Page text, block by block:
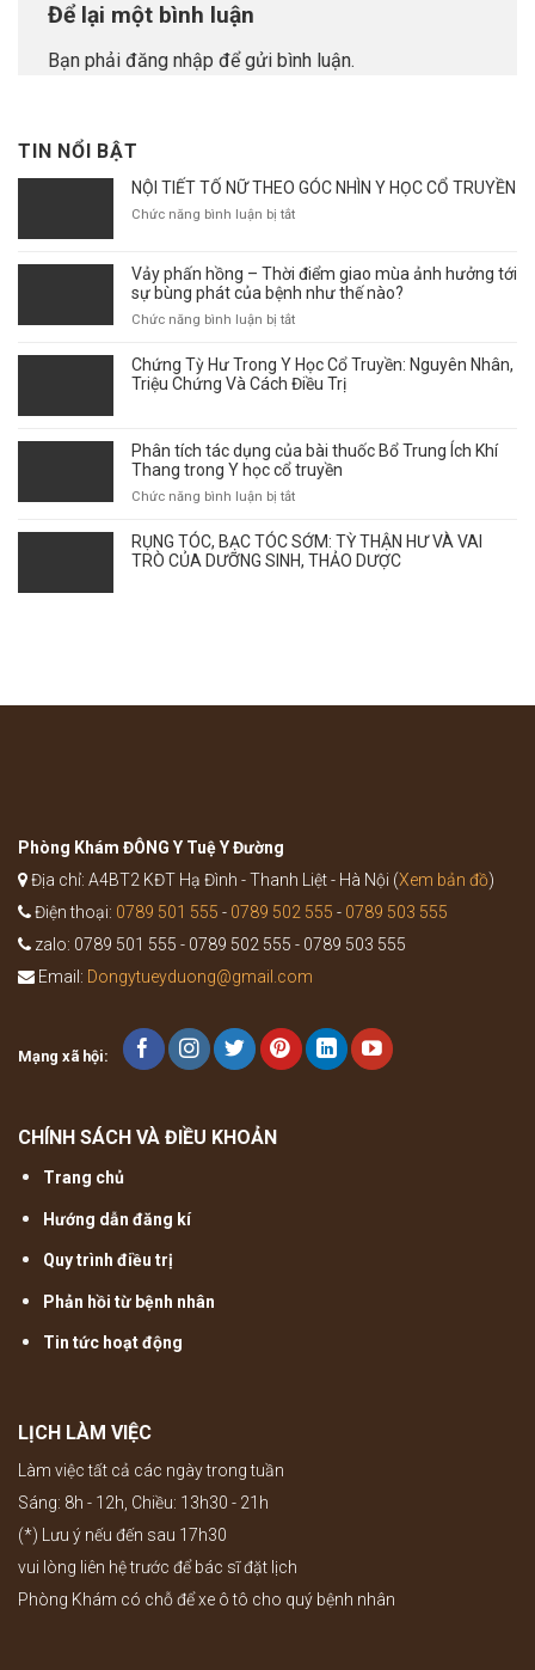
Để lại một bình luận
Bạn phải đăng nhập để gửi bình luận.
TIN NỔI BẬT
NỘI TIẾT TỐ NỮ THEO GÓC NHÌN Y HỌC CỔ TRUYỀN
Chức năng bình luận bị tắtở
TỐ
NỮ
THEO
NHÌN
Y
Vảy phấn hồng – Thời điểm giao mùa ảnh hưởng tới
sự bùng phát của bệnh như thế nào?
Chức năng bình luận bị tắtở
phấn
hồng
điểm
giao
mùa
ảnh
tới
sự
nào?
Chứng Tỳ Hư Trong Y Học Cổ Truyền: Nguyên Nhân,
Triệu Chứng Và Cách Điều Trị
Phân tích tác dụng của bài thuốc Bổ Trung Ích Khí
Thang trong Y học cổ truyền
Chức năng bình luận bị tắtở
tích
tác
RỤNG TÓC, BẠC TÓC SỚM: TỲ THẬN HƯ VÀ VAI
TRÒ CỦA DƯỠNG SINH, THẢO DƯỢC
Phòng Khám ĐÔNG Y Tuệ Y Đường
Địa chỉ: A4BT2 KĐT Hạ Đình - Thanh Liệt - Hà Nội (Xem bản đồ)
Điện thoại: 0789 501 555 - 0789 502 555 - 0789 503 555
zalo: 0789 501 555 - 0789 502 555 - 0789 503 555
Email: Dongytueyduong@gmail.com
Mạng xã hội:
CHÍNH SÁCH VÀ ĐIỀU KHOẢN
Trang chủ
Hướng dẫn đăng kí
Quy trình điều trị
Phản hồi từ bệnh nhân
Tin tức hoạt động
LỊCH LÀM VIỆC
Làm việc tất cả các ngày trong tuần
Sáng: 8h - 12h, Chiều: 13h30 - 21h
(*) Lưu ý nếu đến sau 17h30
vui lòng liên hệ trước để bác sĩ đặt lịch
Phòng Khám có chỗ để xe ô tô cho quý bệnh nhân